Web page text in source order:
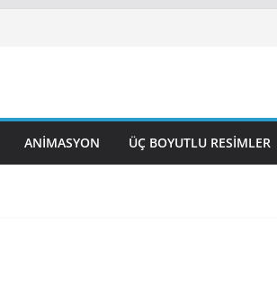
NENE HATUN
ANIMASYON ÜÇ BOYUTLU RESIMLER